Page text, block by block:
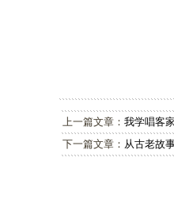
上一篇文章：我学唱客
下一篇文章： 从古老故